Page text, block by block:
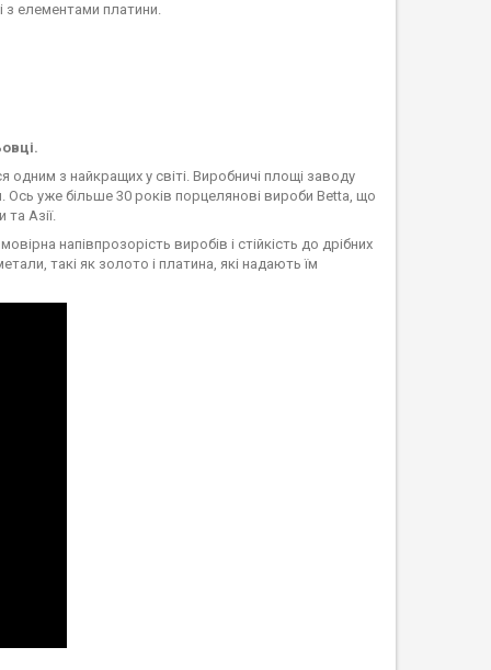
з елементами платини.
з найкращих у світі. Виробничі площі заводу
Ось уже більше 30 років порцелянові вироби Betta, що
Азії.
напівпрозорість виробів і стійкість до дрібних
такі як золото і платина, які надають їм